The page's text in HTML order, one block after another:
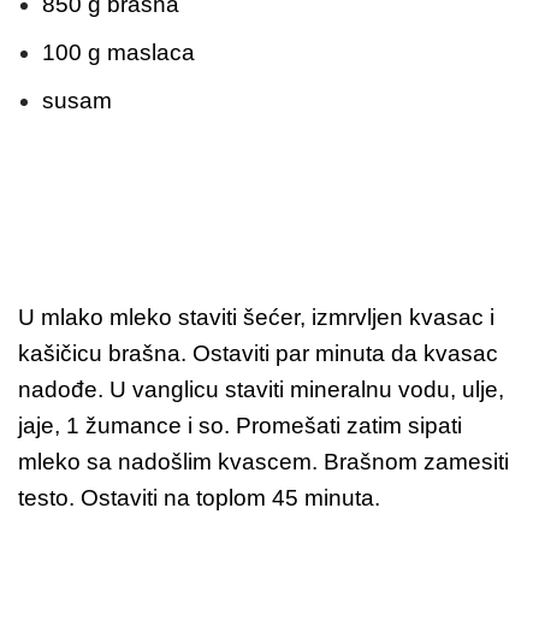
100 g maslaca
susam
U mlako mleko staviti šećer, izmrvljen kvasac i
kašičicu brašna. Ostaviti par minuta da kvasac
nadođe. U vanglicu staviti mineralnu vodu, ulje,
jaje, 1 žumance i so. Promešati zatim sipati
mleko sa nadošlim kvascem. Brašnom zamesiti
testo. Ostaviti na toplom 45 minuta.